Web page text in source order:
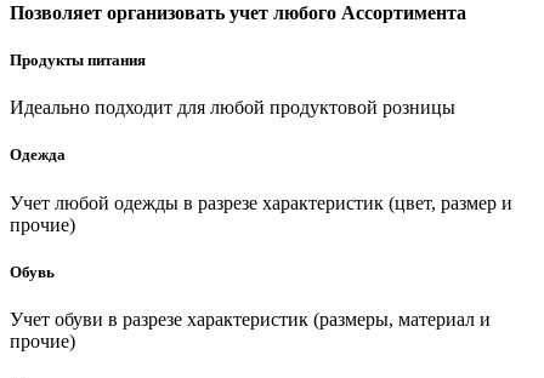
Позволяет организовать учет любого Ассортимента
Продукты питания
Идеально подходит для любой продуктовой розницы
Одежда
Учет любой одежды в разрезе характеристик (цвет, размер и
прочие)
Обувь
Учет обуви в разрезе характеристик (размеры, материал и
прочие)